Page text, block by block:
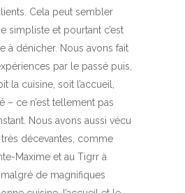
Cela peut sembler
simpliste et pourtant c’est
à dénicher. Nous avons fait
par le passé puis,
la cuisine, soit l’accueil,
– ce n’est tellement pas
Nous avons aussi vécu
décevantes, comme
Maxime et au Tigrr à
de magnifiques